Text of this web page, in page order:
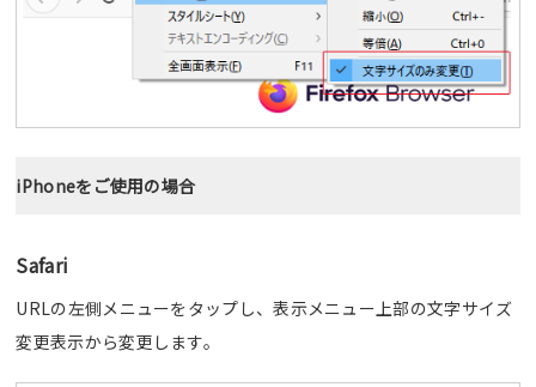
iPhoneをご使用の場合
Safari
URLの左側メニューをタップし、表示メニュー上部の文字サイズ
変更表示から変更します。